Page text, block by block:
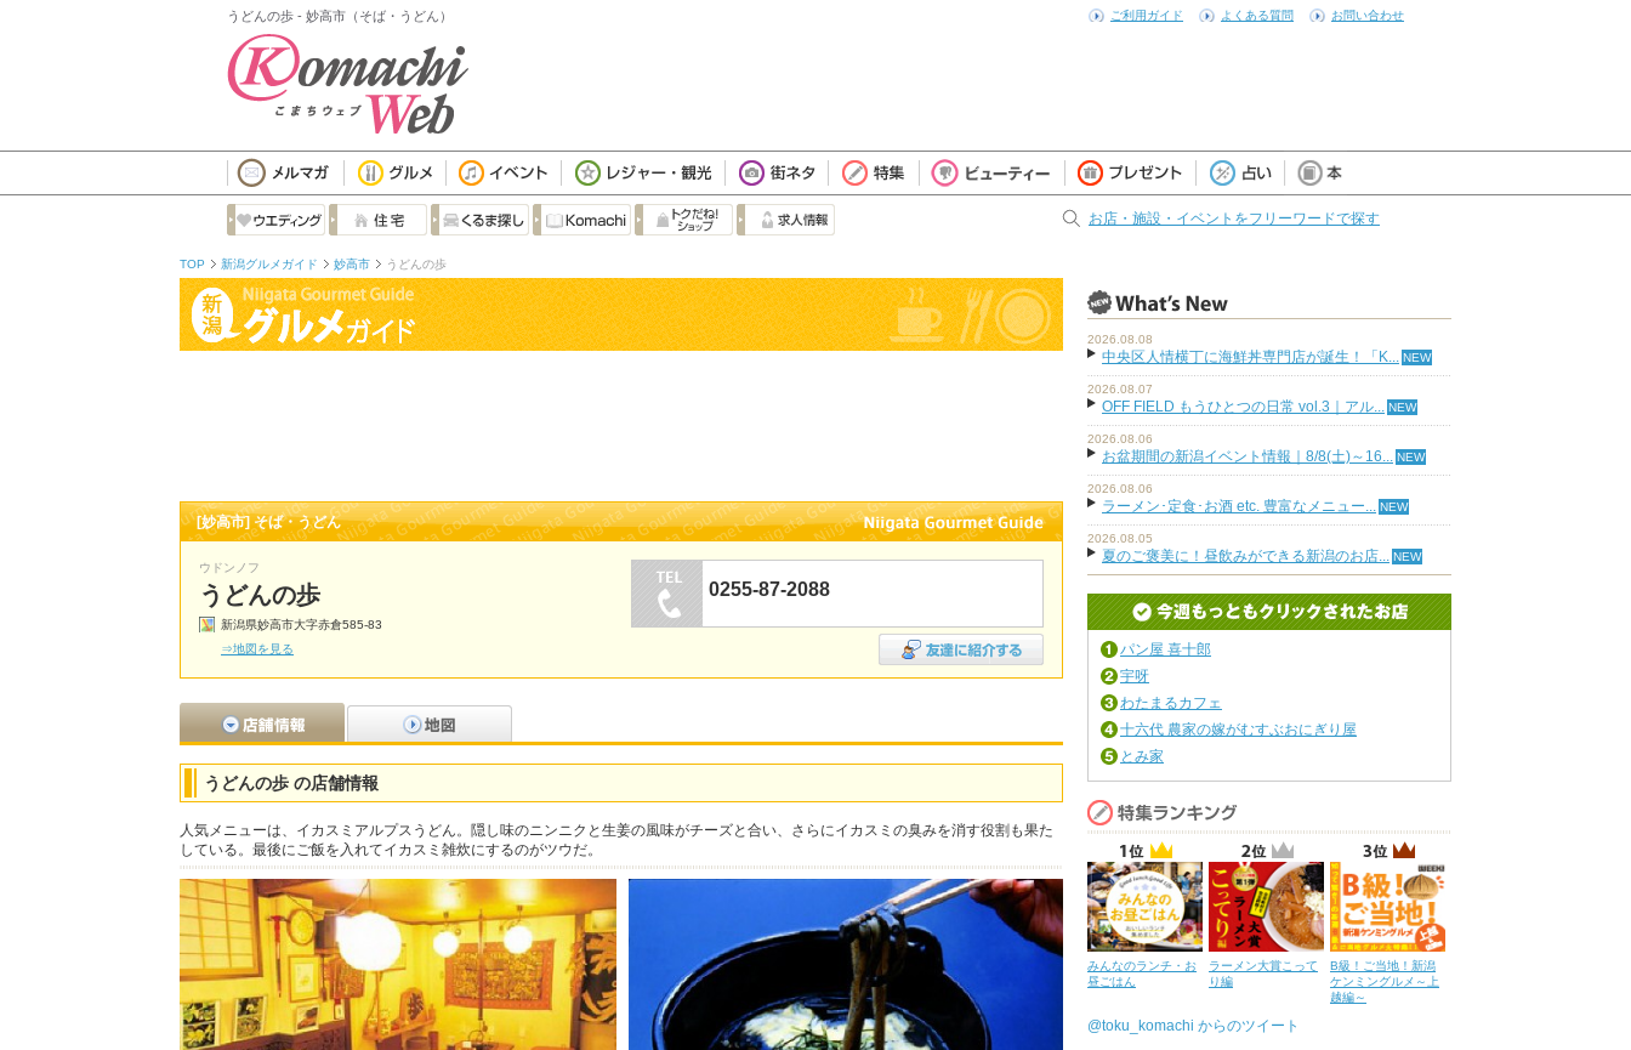
うどんの歩 - 妙高市（そば・うどん） ご利用ガイド よくある質問 お問い合わせ
お店・施設・イベントをフリーワードで探す
TOP 新潟グルメガイド 妙高市 うどんの歩
[妙高市] そば・うどん
ウドンノフ
うどんの歩
新潟県妙高市大字赤倉585-83
⇒地図を見る
0255-87-2088
うどんの歩 の店舗情報
人気メニューは、イカスミアルプスうどん。隠し味のニンニクと生姜の風味がチーズと合い、さらにイカスミの臭みを消す役割も果た
している。最後にご飯を入れてイカスミ雑炊にするのがツウだ。
2026.08.08
中央区人情横丁に海鮮丼専門店が誕生！「K...
2026.08.07
OFF FIELD もうひとつの日常 vol.3｜アル...
2026.08.06
お盆期間の新潟イベント情報｜8/8(土)～16...
2026.08.06
ラーメン･定食･お酒 etc. 豊富なメニュー...
2026.08.05
夏のご褒美に！昼飲みができる新潟のお店...
パン屋 喜十郎
宇呀
わたまるカフェ
十六代 農家の嫁がむすぶおにぎり屋
とみ家
みんなのランチ・お
昼ごはん
ラーメン大賞こって
り編
B級！ご当地！新潟
ケンミングルメ～上
越編～
@toku_komachi からのツイート